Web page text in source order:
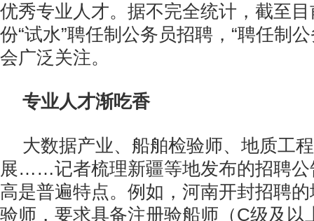
优秀专业人才。据不完全统计，截至
份“试水”聘任制公务员招聘，“聘任制
会广泛关注。
专业人才渐吃香
大数据产业、船舶检验师、地质工
展……记者梳理新疆等地发布的招聘公
高是普遍特点。例如，河南开封招聘
验师，要求具备注册验船师（C级及以